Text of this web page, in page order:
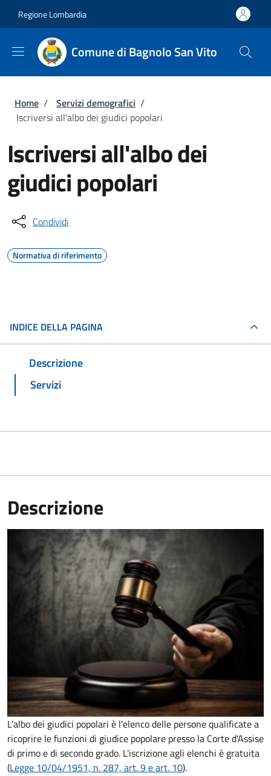
Regione Lombardia
Comune di Bagnolo San Vito
Briciole di pane
Home / Servizi demografici /
Iscriversi all'albo dei giudici popolari
Iscriversi all'albo dei
giudici popolari
Condividi
Normativa di riferimento
INDICE DELLA PAGINA
Descrizione
Servizi
Descrizione
L’albo dei giudici popolari è l'elenco delle persone qualificate a
ricoprire le funzioni di giudice popolare presso la Corte d'Assise
di primo e di secondo grado. L'iscrizione agli elenchi è gratuita
(Legge 10/04/1951, n. 287, art. 9 e art. 10).